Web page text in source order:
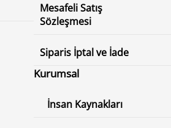
Mesafeli Satış
Sözleşmesi
Siparis İptal ve İade
Kurumsal
İnsan Kaynakları